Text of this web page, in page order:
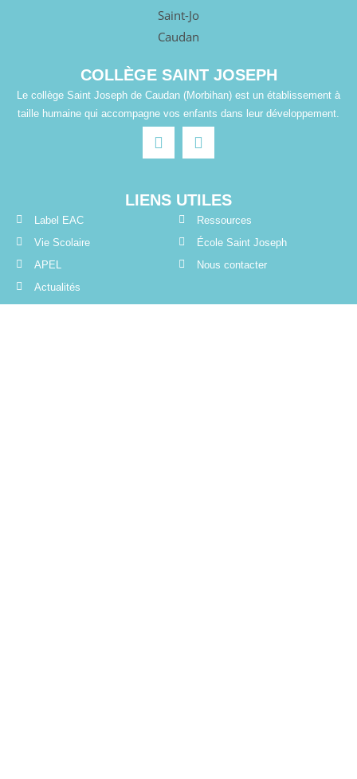
COLLÈGE SAINT JOSEPH
Le collège Saint Joseph de Caudan (Morbihan) est un établissement à
taille humaine qui accompagne vos enfants dans leur développement.
LIENS UTILES
Label EAC
Vie Scolaire
APEL
Actualités
Ressources
École Saint Joseph
Nous contacter